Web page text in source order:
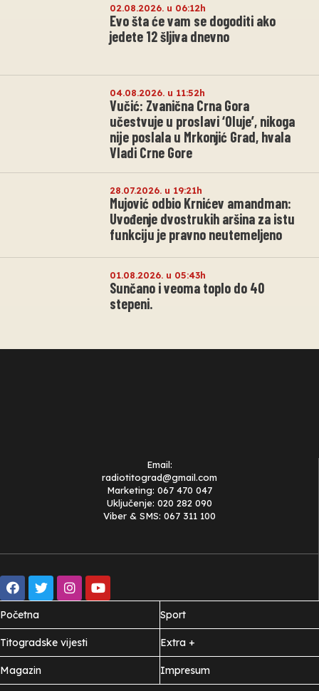
02.08.2026. u 06:12h
Evo šta će vam se dogoditi ako
jedete 12 šljiva dnevno
04.08.2026. u 11:52h
Vučić: Zvanična Crna Gora
učestvuje u proslavi ‘Oluje’, nikoga
nije poslala u Mrkonjić Grad, hvala
Vladi Crne Gore
28.07.2026. u 19:21h
Mujović odbio Krnićev amandman:
Uvođenje dvostrukih aršina za istu
funkciju je pravno neutemeljeno
01.08.2026. u 05:43h
Sunčano i veoma toplo do 40
stepeni.
Email:
radiotitograd@gmail.com
Marketing: 067 470 047
Uključenje: 020 282 090
Viber & SMS: 067 311 100
Početna
Titogradske vijesti
Magazin
Sport
Extra +
Impresum